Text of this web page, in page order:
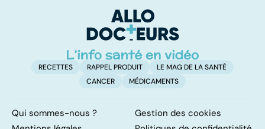
ou sans
hyperactivité
RECETTES RAPPEL PRODUIT
LE MAG DE LA SANTÉ
CANCER
MÉDICAMENTS
Qui sommes-nous ?
Gestion des cookies